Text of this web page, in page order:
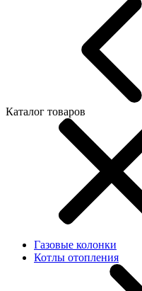
Каталог товаров
Газовые колонки
Котлы отопления